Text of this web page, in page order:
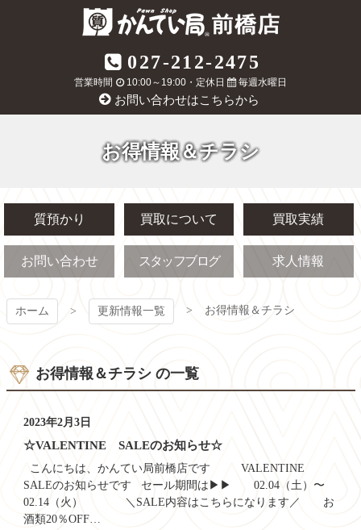
質屋かんてい局
前橋店
027-212-2475
営業時間 10:00～19:00・定休日 毎週水曜日
お問い合わせはこちらから
お得情報＆チラシ
質預かり 買取について 買取実績
お問い合わせ スタッフブログ 求人情報
ホーム 更新情報一覧 お得情報＆チラシ
お得情報＆チラシ の一覧
2023年2月3日
☆VALENTINE SALEのお知らせ☆
こんにちは、かんてい局前橋店です VALENTINE
SALEのお知らせです セール期間は▶▶ 02.04（土）〜
02.14（火） ＼SALE内容はこちらになります／ お
酒類20％OFF…